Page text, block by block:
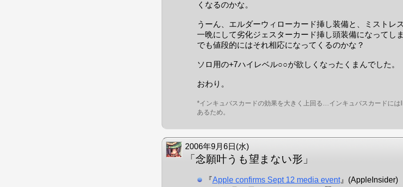
くなるのかな。
うーん、エルダーウィローカード挿し装備と、ミストレ
一晩にして劣化ジェスターカード挿し頭装備になってし
でも値段的にはそれ相応になってくるのかな？
ソロ用の+7ハイレベル○○が欲しくなったくまんでした。
おわり。
*インキュバスカードの効果を大きく上回る…インキュバスカードには
あるため。
2006年9月6日(水)
「念願叶うも望まない形」
『Apple confirms Sept 12 media event』(AppleInsider)